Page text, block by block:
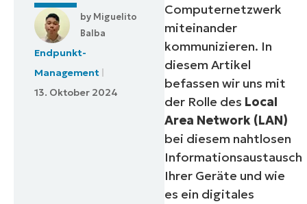
byMiguelito
Balba
Endpunkt-
Management
13. Oktober 2024
Computernetzwerk
miteinander
kommunizieren. In
diesem Artikel
befassen wir uns mit
der Rolle des Local
Area Network (LAN)
bei diesem nahtlosen
Informationsaustausch
Ihrer Geräte und wie
es ein digitales